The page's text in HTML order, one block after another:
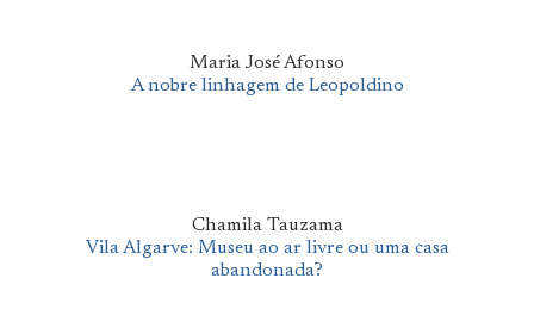
Maria José Afonso
A nobre linhagem de Leopoldino
Chamila Tauzama
Vila Algarve: Museu ao ar livre ou uma casa
abandonada?